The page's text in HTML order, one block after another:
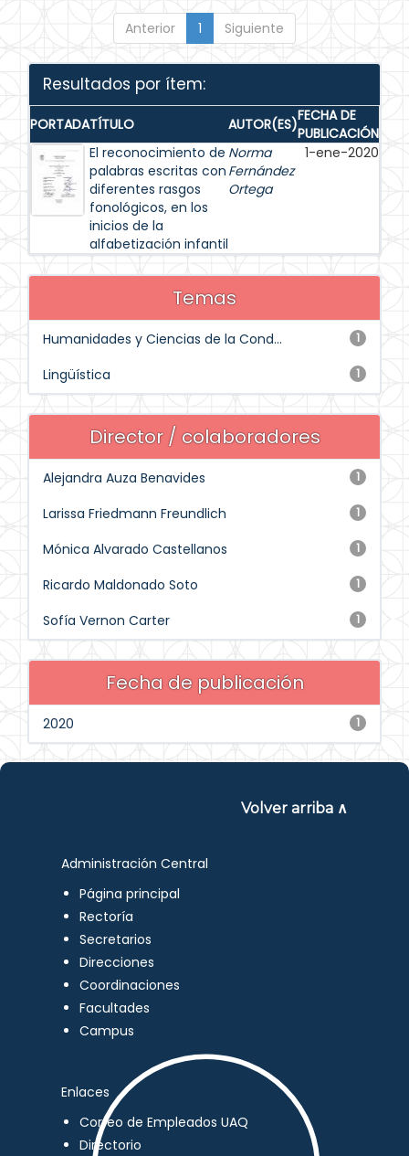
Anterior 1 Siguiente
Resultados por ítem:
PORTADATÍTULO AUTOR(ES)FECHA DE
PUBLICACIÓN
El reconocimiento de
palabras escritas con
diferentes rasgos
fonológicos, en los
inicios de la
alfabetización infantil
Norma
Fernández
Ortega
1-ene-2020
Temas
1
Humanidades y Ciencias de la Cond...
1
Lingüística
Director / colaboradores
1
Alejandra Auza Benavides
1
Larissa Friedmann Freundlich
1
Mónica Alvarado Castellanos
1
Ricardo Maldonado Soto
1
Sofía Vernon Carter
Fecha de publicación
1
2020
Volver arriba ∧
Administración Central
Página principal
Rectoría
Secretarios
Direcciones
Coordinaciones
Facultades
Campus
Enlaces
Correo de Empleados UAQ
Directorio